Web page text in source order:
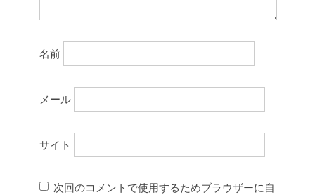
名前
メール
サイト
次回のコメントで使用するためブラウザーに自